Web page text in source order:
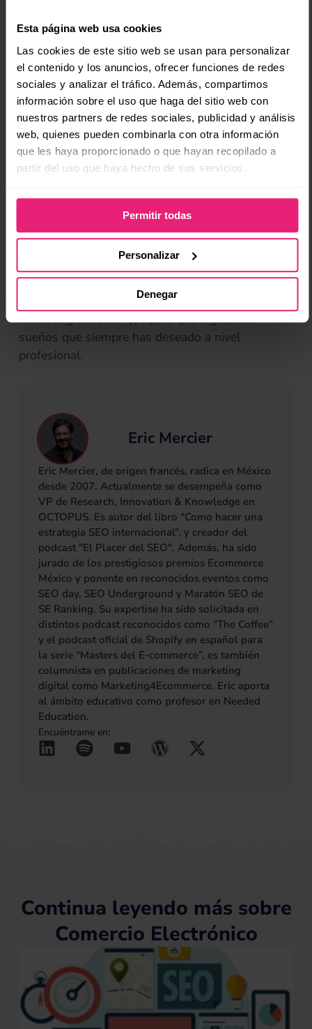
Esta página web usa cookies
Las cookies de este sitio web se usan para personalizar
el contenido y los anuncios, ofrecer funciones de redes
sociales y analizar el tráfico. Además, compartimos
información sobre el uso que haga del sitio web con
nuestros partners de redes sociales, publicidad y análisis
web, quienes pueden combinarla con otra información
que les haya proporcionado o que hayan recopilado a
partir del uso que haya hecho de sus servicios.
Permitir todas
Personalizar
Denegar
[Tweet “Agradecer los comentarios positivos y
atender de forma inmediata los negativos, hace
que la empresa fortalezca su relación con sus
clientes.”]
Así, en Octopus, además de ayudarte con el
posicionamiento (SEO) de tu sitio web, te
ayudamos a manejar de forma efectiva todos los
online, así como de atender inmediatamente a los
inconformes.
Con esto te ayudamos a mejorar la reputación
online de tu negocio y crearemos campañas de
marketing exitosas que para que logres los
sueños que siempre has deseado a nivel
profesional.
Eric Mercier
Eric Mercier, de origen francés, radica en México
desde 2007. Actualmente se desempeña como
VP de Research, Innovation & Knowledge en
OCTOPUS. Es autor del libro “Como hacer una
estrategia SEO internacional”, y creador del
podcast "El Placer del SEO". Además, ha sido
jurado de los prestigiosos premios Ecommerce
México y ponente en reconocidos eventos como
SEO day, SEO Underground y Maratón SEO de
SE Ranking. Su expertise ha sido solicitada en
distintos podcast reconocidos como “The Coffee”
y el podcast oficial de Shopify en español para
la serie “Masters del E-commerce”, es también
columnista en publicaciones de marketing
digital como Marketing4Ecommerce. Eric aporta
al ámbito educativo como profesor en Needed
Education.
Encuéntrame en:
L
(se abre en una
S
(se abre en una
Y
(se abre en una
W
(se abre en
X
(se abre
Continua leyendo más sobre
Comercio Electrónico